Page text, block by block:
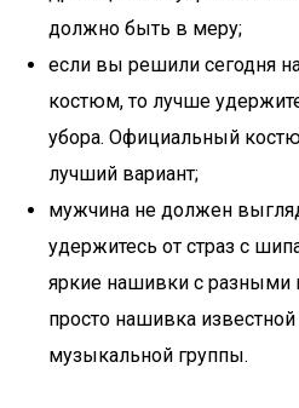
должно быть в меру;
если вы решили сегодня
костюм, то лучше
убора. Официальный
лучший вариант;
мужчина не должен
удержитесь от страз с
яркие нашивки с
просто нашивка
музыкальной группы.